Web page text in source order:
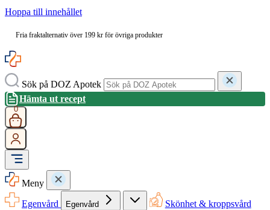
Hoppa till innehållet
Fria fraktalternativ över 199 kr för övriga produkter
Sök på DOZ Apotek
Hämta ut recept
0
Meny
Egenvård
Egenvård Skönhet & kroppsvård